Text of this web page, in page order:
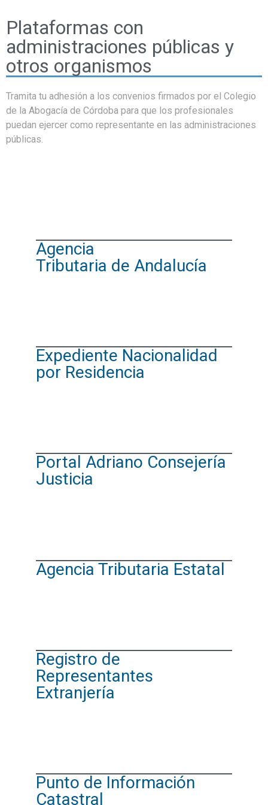
Plataformas con
administraciones públicas y
otros organismos
Tramita tu adhesión a los convenios firmados por el Colegio
de la Abogacía de Córdoba para que los profesionales
puedan ejercer como representante en las administraciones
públicas.
Agencia
Tributaria de Andalucía
Expediente Nacionalidad
por Residencia
Portal Adriano Consejería
Justicia
Agencia Tributaria Estatal
Registro de
Representantes
Extranjería
Punto de Información
Catastral